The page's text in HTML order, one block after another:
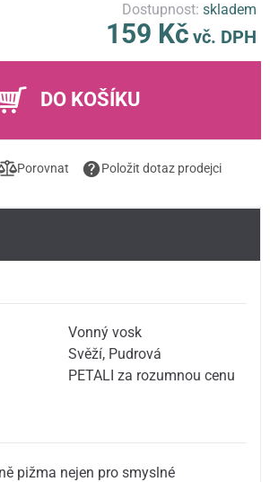
Dostupnost:skladem
159 Kč vč. DPH
DO KOŠÍKU
Porovnat Položit dotaz prodejci
Vonný vosk
Svěží, Pudrová
PETALI za rozumnou cenu
pižma nejen pro smyslné